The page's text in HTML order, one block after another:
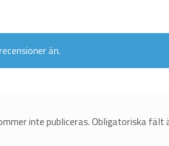
än.
inte publiceras.Obligatoriska fält